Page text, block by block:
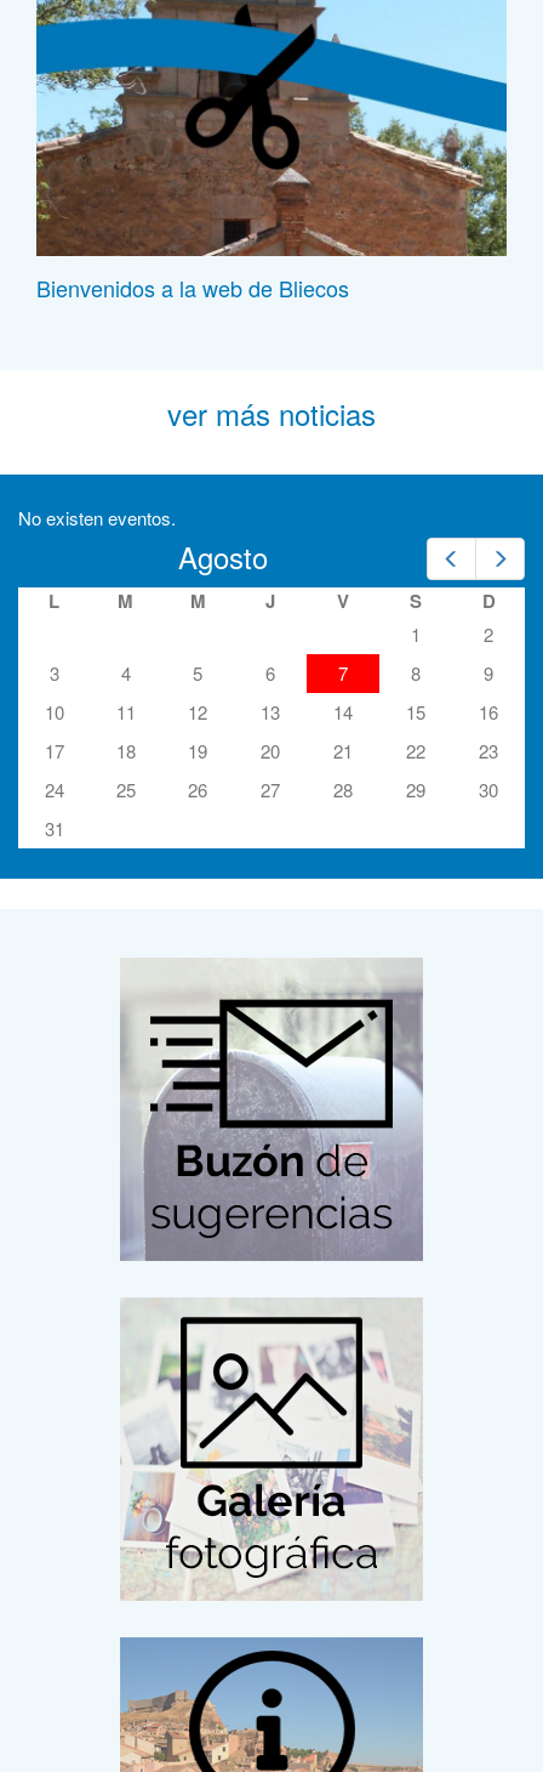
Bienvenidos a la web de Bliecos
ver más noticias
No existen eventos.
Prev
Agosto
L M M J V S D
1
2
3
4 5 6 7 8
9
10
11 12 13 14 15
16
17
18 19 20 21 22
23
24
25 26 27 28 29
30
31